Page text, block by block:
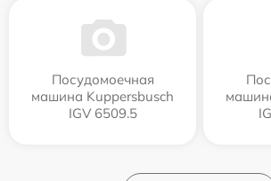
Посудомоечная
машина Kuppersbusch
IGV 6509.5